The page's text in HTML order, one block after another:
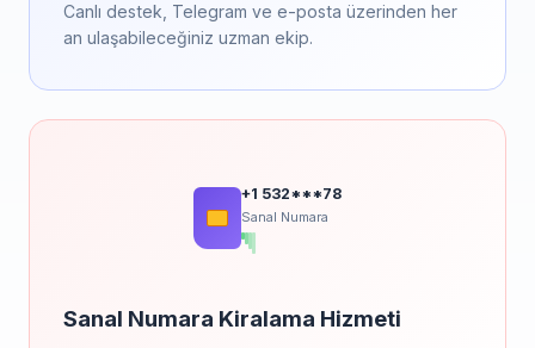
Canlı destek, Telegram ve e-posta üzerinden her
an ulaşabileceğiniz uzman ekip.
+1 532***78
Sanal Numara
Sanal Numara Kiralama Hizmeti